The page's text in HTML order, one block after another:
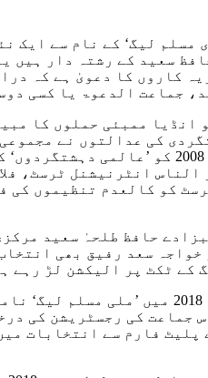
لیگ‘ کے نام سے
سعید کے رشتہ دار
کاروں کا دعویٰ ہے کہ
جماعت الدعوۃ یا کسی
ممبئی حملوں کا
ہیں۔حافظ سعید کو اقوام متحدہ کی
انٹرنیشنل ٹرسٹ،
کو کالعدم تنظیموں کی
این اے 122 سے حافظ سعید کے
سعد رفیق بھی
یاد رہے کہ ماضی میں جماعت الدعوۃ سے
جماعت کی رجسٹریشن کی
پلیٹ فارم سے انتخابات